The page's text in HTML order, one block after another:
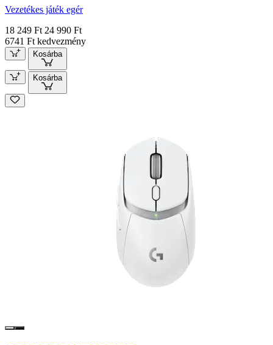
Vezetékes játék egér
18 249 Ft 24 990 Ft
6741 Ft kedvezmény
Kosárba
Kosárba